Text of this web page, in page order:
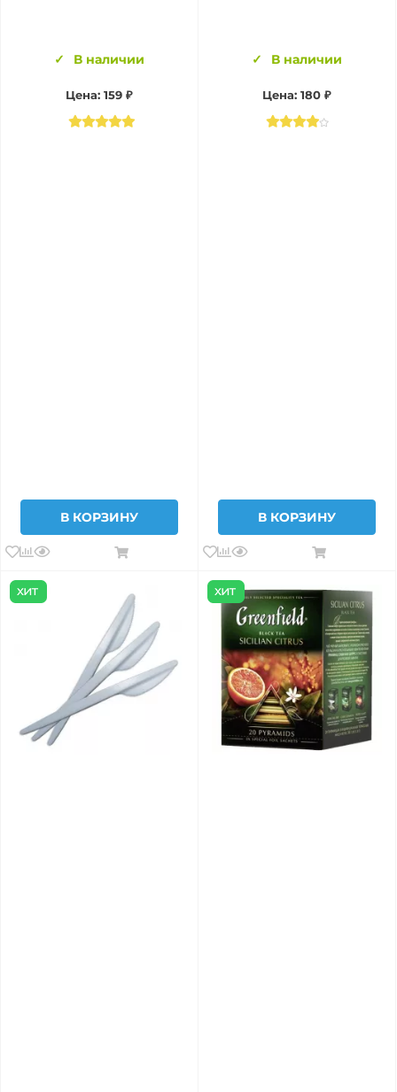
В наличии
Цена: 159 ₽
В КОРЗИНУ
В наличии
Цена: 180 ₽
В КОРЗИНУ